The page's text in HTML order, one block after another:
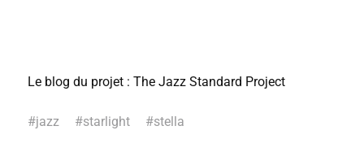
Le blog du projet : The Jazz Standard Project
#jazz #starlight #stella